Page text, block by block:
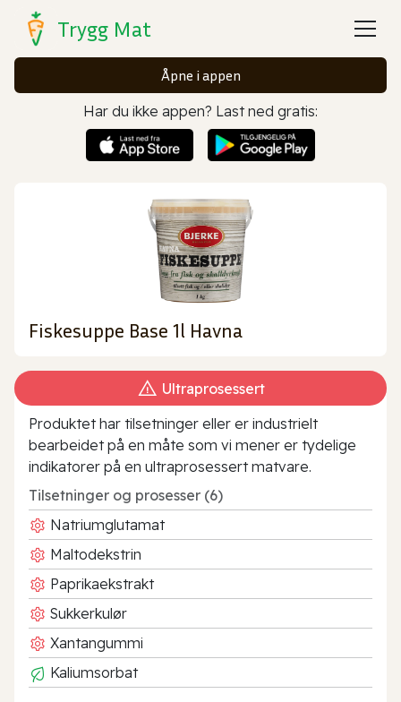
Trygg Mat
Åpne i appen
Har du ikke appen? Last ned gratis:
Fiskesuppe Base 1l Havna
Ultraprosessert
Produktet har tilsetninger eller er industrielt
bearbeidet på en måte som vi mener er tydelige
indikatorer på en ultraprosessert matvare.
Tilsetninger og prosesser (6)
Natriumglutamat
Maltodekstrin
Paprikaekstrakt
Sukkerkulør
Xantangummi
Kaliumsorbat